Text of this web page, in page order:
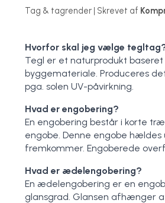
Tag & tagrender | Skrevet af
Hvorfor skal jeg vælge
Tegl er et naturprodukt
byggemateriale. Produceres
pga. solen UV-påvirkning.
Hvad er engobering?
En engobering består i korte
engobe. Denne engobe
fremkommer. Engoberede
Hvad er ædelengobering?
En ædelengobering er en
glansgrad. Glansen afhænger